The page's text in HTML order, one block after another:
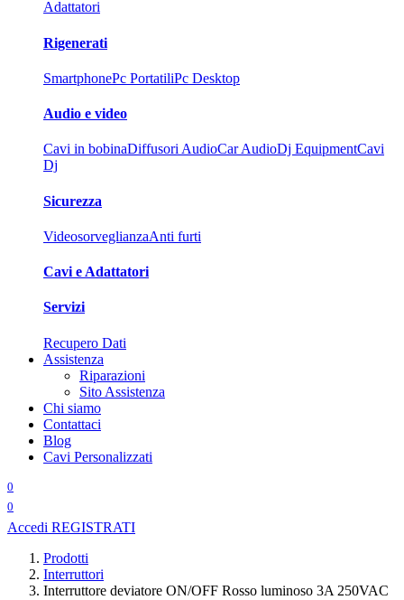
Adattatori
Rigenerati
SmartphonePc PortatiliPc Desktop
Audio e video
Cavi in bobinaDiffusori AudioCar AudioDj EquipmentCavi
Dj
Sicurezza
VideosorveglianzaAnti furti
Cavi e Adattatori
Servizi
Recupero Dati
Assistenza
Riparazioni
Sito Assistenza
Chi siamo
Contattaci
Blog
Cavi Personalizzati
0
0
Accedi REGISTRATI
Prodotti
Interruttori
Interruttore deviatore ON/OFF Rosso luminoso 3A 250VAC